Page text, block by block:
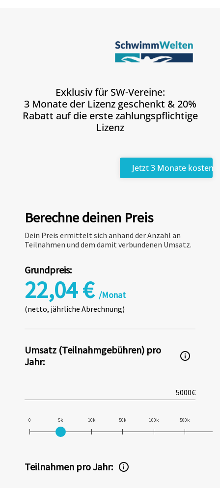
Exklusiv für SW-Vereine:
3 Monate der Lizenz geschenkt & 20%
Rabatt auf die erste zahlungspflichtige
Lizenz
Jetzt 3 Monate